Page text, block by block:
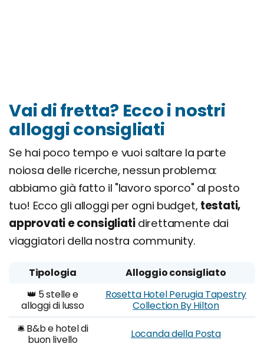
Vai di fretta? Ecco i nostri
alloggi consigliati
Se hai poco tempo e vuoi saltare la parte
noiosa delle ricerche, nessun problema:
abbiamo già fatto il "lavoro sporco" al posto
tuo! Ecco gli alloggi per ogni budget, testati,
approvati e consigliatidirettamente dai
viaggiatori della nostra community.
Tipologia
Alloggio consigliato
👑 5 stelle e
alloggi di lusso
Rosetta Hotel Perugia Tapestry
Collection By Hilton
🛎️ B&b e hotel di
buon livello
Locanda della Posta